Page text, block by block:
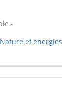
-
Nature et energies